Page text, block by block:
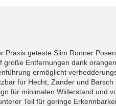
Praxis geteste Slim Runner Posen
große Entfernungen dank
ermöglicht
für Hecht, Zander und
für minimalen Widerstand und
Teil für geringe